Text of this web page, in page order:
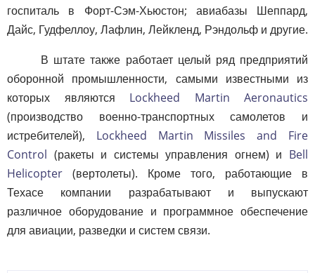
госпиталь в Форт-Сэм-Хьюстон; авиабазы Шеппард,
Дайс, Гудфеллоу, Лафлин, Лейкленд, Рэндольф и другие.
В штате также работает целый ряд предприятий
оборонной промышленности, самыми известными из
которых являются Lockheed Martin Aeronautics
(производство военно-транспортных самолетов и
истребителей), Lockheed Martin Missiles and Fire
Control (ракеты и системы управления огнем) и Bell
Helicopter (вертолеты). Кроме того, работающие в
Техасе компании разрабатывают и выпускают
различное оборудование и программное обеспечение
для авиации, разведки и систем связи.